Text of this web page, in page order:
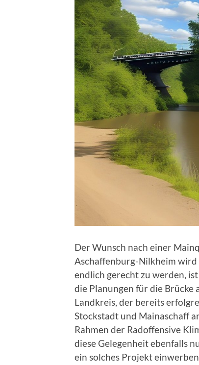
Der Wunsch nach einer
Aschaffenburg-Nilkheim wird
endlich gerecht zu werden,
die Planungen für die Brücke
Landkreis, der bereits
Stockstadt und Mainaschaff
Rahmen der Radoffensive
diese Gelegenheit ebenfalls
ein solches Projekt